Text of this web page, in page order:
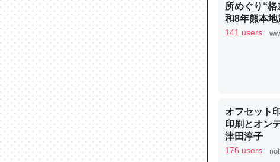
─ニュース ::
これを元に
─ニュース ::
所めぐり“
和8年熊本
141 users
オフセット
印刷とオン
津田淳子
176 users